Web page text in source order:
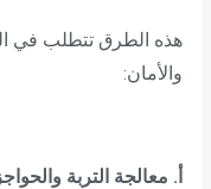
هذه الطرق تتطلب في
والأمان:
أ. معالجة التربة